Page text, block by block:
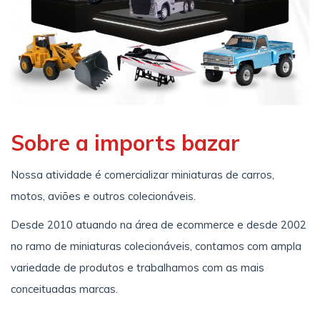
Sobre a imports bazar
Nossa atividade é comercializar miniaturas de carros,
motos, aviões e outros colecionáveis.
Desde 2010 atuando na área de ecommerce e desde 2002
no ramo de miniaturas colecionáveis, contamos com ampla
variedade de produtos e trabalhamos com as mais
conceituadas marcas.